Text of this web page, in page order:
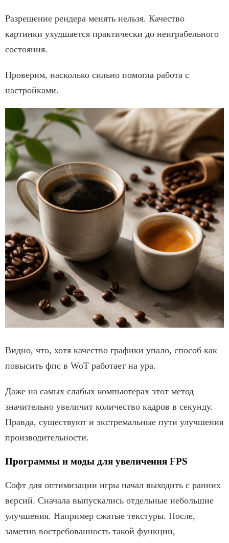
Разрешение рендера менять нельзя. Качество
картинки ухудшается практически до неиграбельного
состояния.
Проверим, насколько сильно помогла работа с
настройками.
Видно, что, хотя качество графики упало, способ как
повысить фпс в WoT работает на ура.
Даже на самых слабых компьютерах этот метод
значительно увеличит количество кадров в секунду.
Правда, существуют и экстремальные пути улучшения
производительности.
Программы и моды для увеличения FPS
Софт для оптимизации игры начал выходить с ранних
версий. Сначала выпускались отдельные небольшие
улучшения. Например сжатые текстуры. После,
заметив востребованность такой функции,